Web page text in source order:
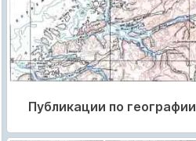
Публикации по географии